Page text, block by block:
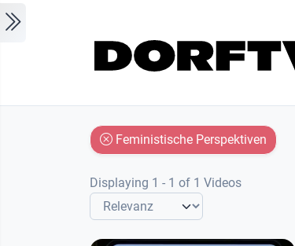
Feministische Perspektiven
Displaying 1 - 1 of 1 Videos